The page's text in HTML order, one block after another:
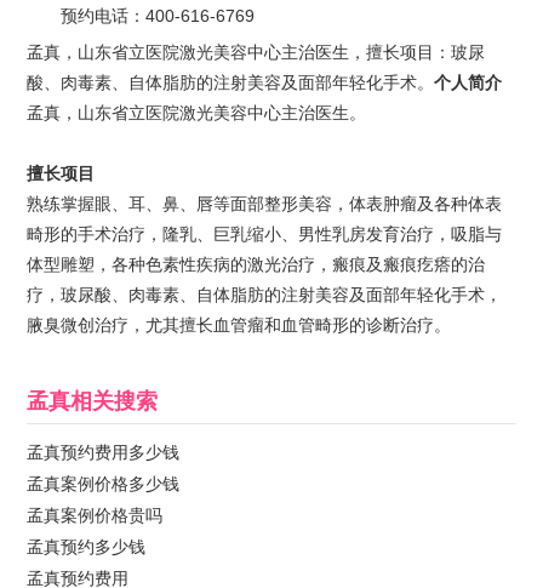
预约电话：400-616-6769
孟真，山东省立医院激光美容中心主治医生，擅长项目：玻尿
酸、肉毒素、自体脂肪的注射美容及面部年轻化手术。个人简介
孟真，山东省立医院激光美容中心主治医生。
擅长项目
熟练掌握眼、耳、鼻、唇等面部整形美容，体表肿瘤及各种体表
畸形的手术治疗，隆乳、巨乳缩小、男性乳房发育治疗，吸脂与
体型雕塑，各种色素性疾病的激光治疗，瘢痕及瘢痕疙瘩的治
疗，玻尿酸、肉毒素、自体脂肪的注射美容及面部年轻化手术，
腋臭微创治疗，尤其擅长血管瘤和血管畸形的诊断治疗。
孟真相关搜索
孟真预约费用多少钱
孟真案例价格多少钱
孟真案例价格贵吗
孟真预约多少钱
孟真预约费用